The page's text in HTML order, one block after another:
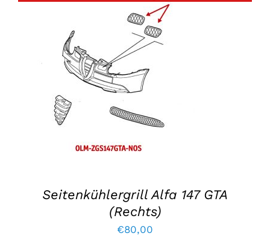
EINZELHEITEN
Seitenkühlergrill Alfa 147 GTA
(Rechts)
€80,00